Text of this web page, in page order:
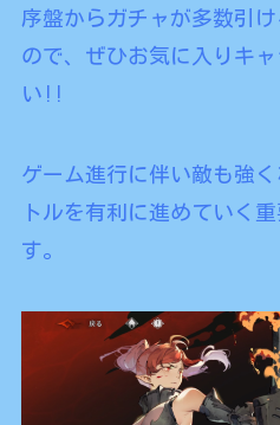
序盤からガチャが多数引
ので、ぜひお気に入りキ
い!!
ゲーム進行に伴い敵も強
トルを有利に進めていく
す。